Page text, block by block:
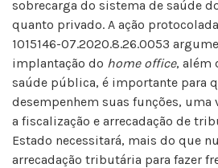
sobrecarga do sistema de saúde
quanto privado. A ação
1015146-07.2020.8.26.0053
implantação do home office, além
saúde pública, é importante para
desempenhem suas funções, uma
a fiscalização e arrecadação de
Estado necessitará, mais do que
arrecadação tributária para fazer